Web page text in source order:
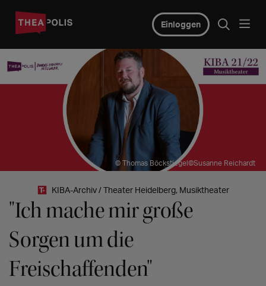
Einloggen
© Thomas Böckstiegel©Susanne Reichardt
KIBA-Archiv / Theater Heidelberg, Musiktheater
"Ich mache mir große
Sorgen um die
Freischaffenden"